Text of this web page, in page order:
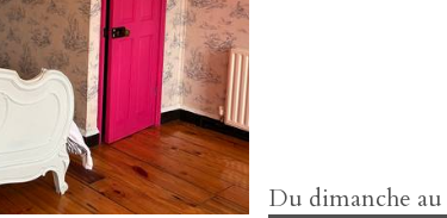
Du dimanche